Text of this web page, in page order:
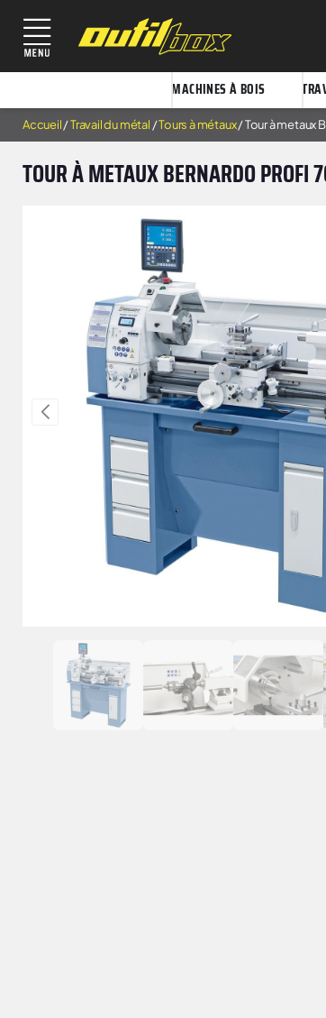
MACHINES À BOIS
Accueil/Travail du métal /Tours à métaux/ Tour à metaux
TOUR À METAUX BERNARDO